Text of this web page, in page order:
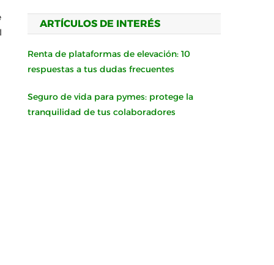
ARTÍCULOS DE INTERÉS
Renta de plataformas de elevación: 10
respuestas a tus dudas frecuentes
Seguro de vida para pymes: protege la
tranquilidad de tus colaboradores